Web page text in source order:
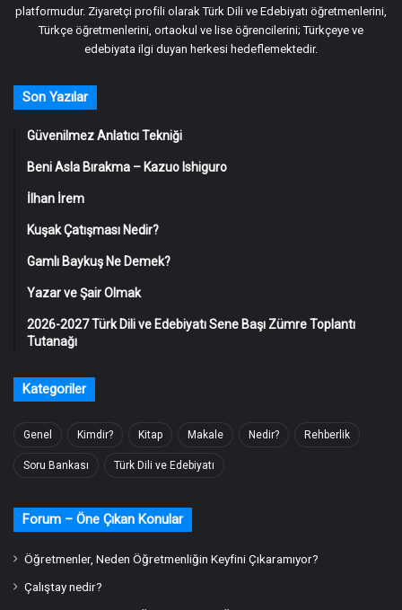
platformudur. Ziyaretçi profili olarak Türk Dili ve Edebiyatı öğretmenlerini,
Türkçe öğretmenlerini, ortaokul ve lise öğrencilerini; Türkçeye ve
edebiyata ilgi duyan herkesi hedeflemektedir.
Son Yazılar
Güvenilmez Anlatıcı Tekniği
Beni Asla Bırakma – Kazuo Ishiguro
İlhan İrem
Kuşak Çatışması Nedir?
Gamlı Baykuş Ne Demek?
Yazar ve Şair Olmak
2026-2027 Türk Dili ve Edebiyatı Sene Başı Zümre Toplantı
Tutanağı
Kategoriler
Genel Kimdir? Kitap Makale Nedir? Rehberlik
Soru Bankası Türk Dili ve Edebiyatı
Forum – Öne Çıkan Konular
Öğretmenler, Neden Öğretmenliğin Keyfini Çıkaramıyor?
Çalıştay nedir?